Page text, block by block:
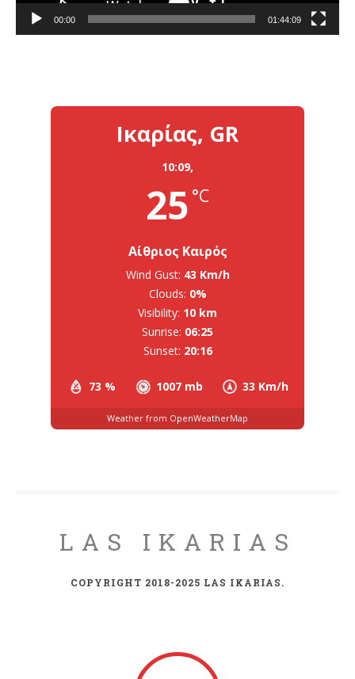
00:00 01:44:09
Ικαρίας, GR
10:09,
25 °C
Αίθριος Καιρός
73 % 1007 mb 33 Km/h
Wind Gust: 43 Km/h
Clouds: 0%
Visibility: 10 km
Sunrise: 06:25
Sunset: 20:16
Weather from OpenWeatherMap
LAS IKARIAS
COPYRIGHT 2018-2025 LAS IKARIAS.